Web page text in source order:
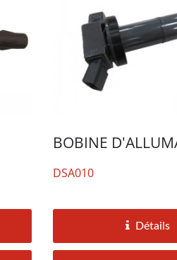
BOBINE
DSA010
Détails